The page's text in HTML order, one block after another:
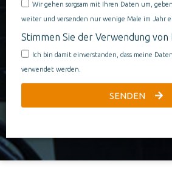
Wir gehen sorgsam mit Ihren Daten um,
weiter und versenden nur wenige Male im Jahr
Stimmen Sie der Verwendung von
Ich bin damit einverstanden, dass meine
verwendet werden.
SENDEN